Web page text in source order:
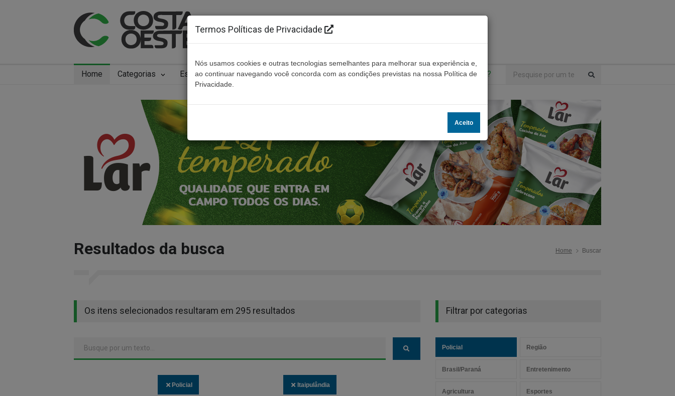
Home Categorias Especiais Cidades Ouça ao vivo Contato Não encontrou algo?
Resultados da busca Home Buscar
Os itens selecionados resultaram em 295 resultados
Policial Itaipulândia
Filtrar por categorias
Policial Região
Brasil/Paraná Entretenimento
Agricultura Esportes
Termos Políticas de Privacidade
Nós usamos cookies e outras tecnologias semelhantes para melhorar sua experiência e,
ao continuar navegando você concorda com as condições previstas na nossa Política de
Privacidade.
Aceito